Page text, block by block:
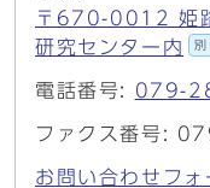
〒670-0012 姫
研究センター内
別
電話番号: 079-
ファクス番号:
お問い合わせフォ